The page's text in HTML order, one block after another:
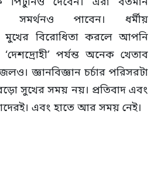
সমর্থনও পাবেন। ধর্মীয়
মুখের বিরোধিতা করলে আপনি
পর্যন্ত অনেক খেতাব
জ্ঞানবিজ্ঞান চর্চার পরিসরটা
সুখের সময় নয়। প্রতিবাদ এবং
এবং হাতে আর সময় নেই।